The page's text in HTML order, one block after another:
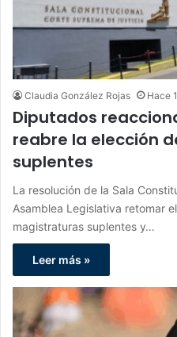
Claudia González Rojas Hace
Diputados
reabre la elección
suplentes
La resolución de la Sala
Asamblea Legislativa retomar
magistraturas suplentes y…
Leer más »